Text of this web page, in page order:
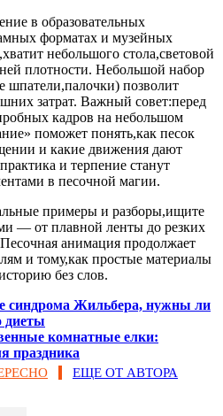
в образовательных
форматах и музейных
небольшого стола,световой
плотности. Небольшой набор
шпатели,палочки) позволит
затрат. Важный совет:перед
кадров на небольшом
поможет понять,как песок
и какие движения дают
и терпение станут
в песочной магии.
примеры и разборы,ищите
— от плавной ленты до резких
анимация продолжает
и тому,как простые материалы
без слов.
синдрома Жильбера, нужны ли
диеты
комнатные елки:
праздника
ЕЩЕ ОТ АВТОРА